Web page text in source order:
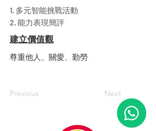
1. 多元智能挑戰活動
2. 能力表現簡評
建立價值觀
尊重他人、關愛、勤勞
Previous Next